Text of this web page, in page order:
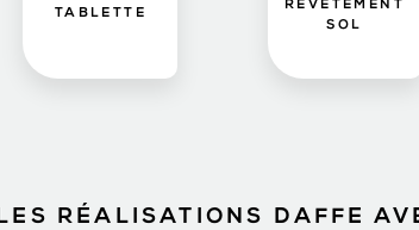
TABLETTE
REVÊTEMENT
SOL
RÉALISATIONS DAFFE